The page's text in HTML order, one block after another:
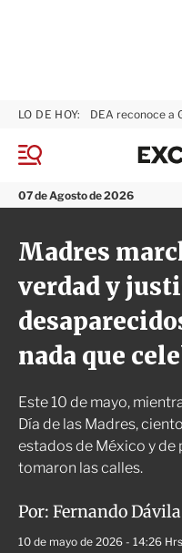
M
n
ú
07 de Agosto de 2026
LO DE HOY: DEA reconoce a
Madres
verdad y
nada que
Este 10 de mayo,
Día de las Madres,
estados de México y de
tomaron las calles.
Por: Fernando Dávila
10 de mayo de 2026 - 14:26 Hrs